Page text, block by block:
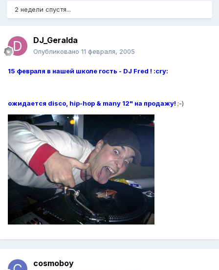
2 недели спустя...
DJ_Geralda
Опубликовано 11 февраля, 2005
15 февраля в нашей школе гость - DJ Fred ! :cry:
ожидается disco, hip-hop & many 12" на продажу! ;-)
cosmoboy